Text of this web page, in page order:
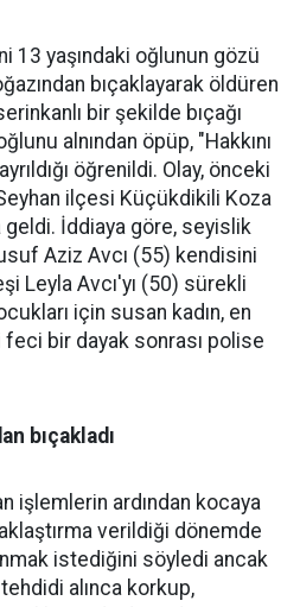
13 yaşındaki oğlunun gözü
bıçaklayarak öldüren
bir şekilde bıçağı
alnından öpüp, "Hakkını
öğrenildi. Olay, önceki
ilçesi Küçükdikili Koza
İddiaya göre, seyislik
Aziz Avcı (55) kendisini
Leyla Avcı'yı (50) sürekli
için susan kadın, en
feci bir dayak sonrası polise
bıçakladı
işlemlerin ardından kocaya
verildiği dönemde
istediğini söyledi ancak
alınca korkup,